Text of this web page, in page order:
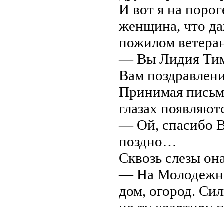
И вот я на
женщина, что
пожилом
— Вы Лидия
Вам
Принимая
глазах
— Ой, спасибо
поздно…
Сквозь слезы
— На
дом, огород.